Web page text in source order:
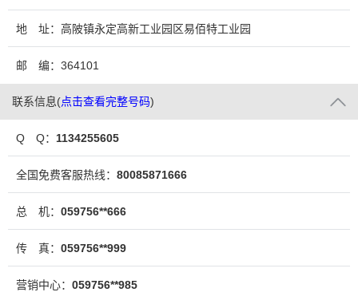
地 址：高陂镇永定高新工业园区易佰特工业园
邮 编：364101
联系信息(点击查看完整号码)
Q Q： 1134255605
全国免费客服热线： 80085871666
总 机： 059756**666
传 真： 059756**999
营销中心： 059756**985